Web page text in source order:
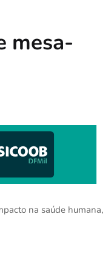
mesa-
na saúde humana,